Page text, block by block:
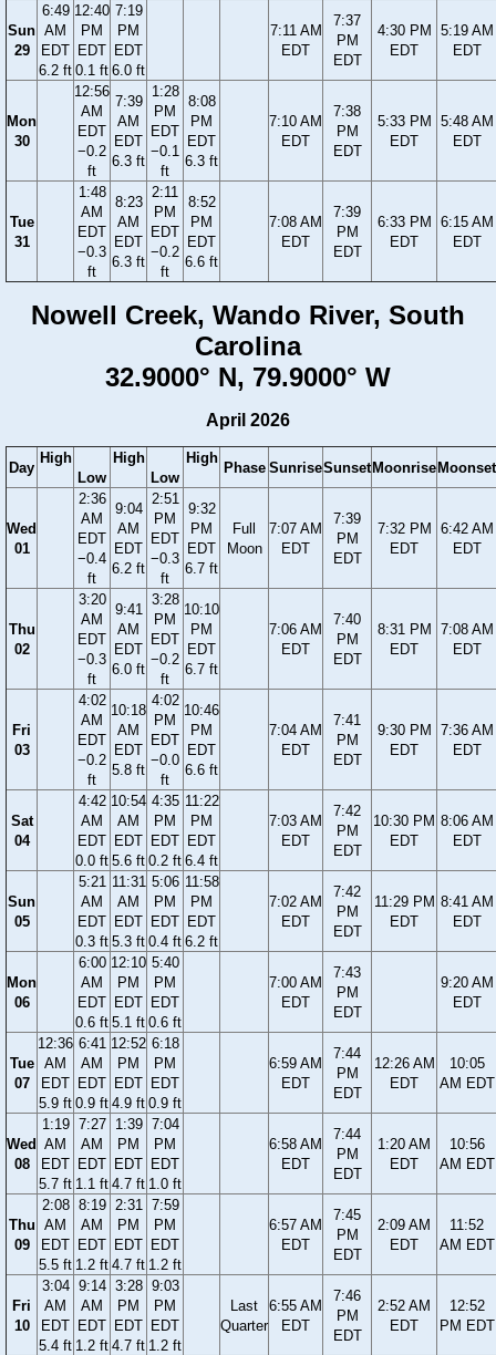
Sun
29
6:49
AM
EDT
6.2 ft
12:40
PM
EDT
0.1 ft
7:19
PM
EDT
6.0 ft
7:11 AM
EDT
7:37
PM
EDT
4:30 PM
EDT
5:19 AM
EDT
Mon
30
12:56
AM
EDT
−0.2
ft
7:39
AM
EDT
6.3 ft
1:28
PM
EDT
−0.1
ft
8:08
PM
EDT
6.3 ft
7:10 AM
EDT
7:38
PM
EDT
5:33 PM
EDT
5:48 AM
EDT
Tue
31
1:48
AM
EDT
−0.3
ft
8:23
AM
EDT
6.3 ft
2:11
PM
EDT
−0.2
ft
8:52
PM
EDT
6.6 ft
7:08 AM
EDT
7:39
PM
EDT
6:33 PM
EDT
6:15 AM
EDT
Nowell Creek, Wando River, South
Carolina
32.9000° N, 79.9000° W
April 2026
Day
High
Low
High
Low
High
Phase SunriseSunsetMoonriseMoonset
Wed
01
2:36
AM
EDT
−0.4
ft
9:04
AM
EDT
6.2 ft
2:51
PM
EDT
−0.3
ft
9:32
PM
EDT
6.7 ft
Full
Moon
7:07 AM
EDT
7:39
PM
EDT
7:32 PM
EDT
6:42 AM
EDT
Thu
02
3:20
AM
EDT
−0.3
ft
9:41
AM
EDT
6.0 ft
3:28
PM
EDT
−0.2
ft
10:10
PM
EDT
6.7 ft
7:06 AM
EDT
7:40
PM
EDT
8:31 PM
EDT
7:08 AM
EDT
Fri
03
4:02
AM
EDT
−0.2
ft
10:18
AM
EDT
5.8 ft
4:02
PM
EDT
−0.0
ft
10:46
PM
EDT
6.6 ft
7:04 AM
EDT
7:41
PM
EDT
9:30 PM
EDT
7:36 AM
EDT
Sat
04
4:42
AM
EDT
0.0 ft
10:54
AM
EDT
5.6 ft
4:35
PM
EDT
0.2 ft
11:22
PM
EDT
6.4 ft
7:03 AM
EDT
7:42
PM
EDT
10:30 PM
EDT
8:06 AM
EDT
Sun
05
5:21
AM
EDT
0.3 ft
11:31
AM
EDT
5.3 ft
5:06
PM
EDT
0.4 ft
11:58
PM
EDT
6.2 ft
7:02 AM
EDT
7:42
PM
EDT
11:29 PM
EDT
8:41 AM
EDT
Mon
06
6:00
AM
EDT
0.6 ft
12:10
PM
EDT
5.1 ft
5:40
PM
EDT
0.6 ft
7:00 AM
EDT
7:43
PM
EDT
9:20 AM
EDT
Tue
07
12:36
AM
EDT
5.9 ft
6:41
AM
EDT
0.9 ft
12:52
PM
EDT
4.9 ft
6:18
PM
EDT
0.9 ft
6:59 AM
EDT
7:44
PM
EDT
12:26 AM
EDT
10:05
AM EDT
Wed
08
1:19
AM
EDT
5.7 ft
7:27
AM
EDT
1.1 ft
1:39
PM
EDT
4.7 ft
7:04
PM
EDT
1.0 ft
6:58 AM
EDT
7:44
PM
EDT
1:20 AM
EDT
10:56
AM EDT
Thu
09
2:08
AM
EDT
5.5 ft
8:19
AM
EDT
1.2 ft
2:31
PM
EDT
4.7 ft
7:59
PM
EDT
1.2 ft
6:57 AM
EDT
7:45
PM
EDT
2:09 AM
EDT
11:52
AM EDT
Fri
10
3:04
AM
EDT
5.4 ft
9:14
AM
EDT
1.2 ft
3:28
PM
EDT
4.7 ft
9:03
PM
EDT
1.2 ft
Last
Quarter
6:55 AM
EDT
7:46
PM
EDT
2:52 AM
EDT
12:52
PM EDT